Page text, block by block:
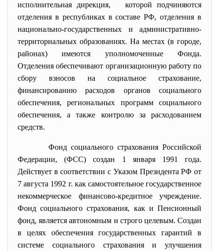
исполнительная дирекция, которой подчиняются
отделения в республиках в составе РФ, отделения в
национально-государственных и административно-
территориальных образованиях. На местах (в городе,
районах) имеются уполномоченные Фонда.
Отделения обеспечивают организационную работу по
сбору взносов на социальное страхование,
финансированию расходов органов социального
обеспечения, региональных программ социального
обеспечения, а также контролю за расходованием
средств.
Фонд социального страхования Российской
Федерации, (ФСС) создан 1 января 1991 года.
Действует в соответствии с Указом Президента РФ от
7 августа 1992 г. как самостоятельное государственное
некоммерческое финансово-кредитное учреждение.
Фонд социального страхования, как и Пенсионный
фонд, является автономным и строго целевым. Создан
в целях обеспечения государственных гарантий в
системе социального страхования и улучшения